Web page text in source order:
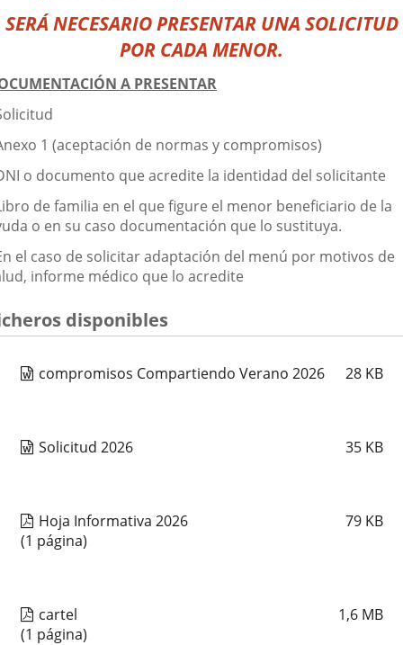
SERÁ NECESARIO PRESENTAR UNA SOLICITUD
POR CADA MENOR.
A PRESENTAR
1 (aceptación de normas y compromisos)
o documento que acredite la identidad del solicitante
de familia en el que figure el menor beneficiario de la
o en su caso documentación que lo sustituya.
el caso de solicitar adaptación del menú por motivos de
informe médico que lo acredite
disponibles
compromisos Compartiendo Verano 2026 28 KB
Solicitud 2026 35 KB
Hoja Informativa 2026 79 KB
(1 página)
cartel 1,6 MB
(1 página)